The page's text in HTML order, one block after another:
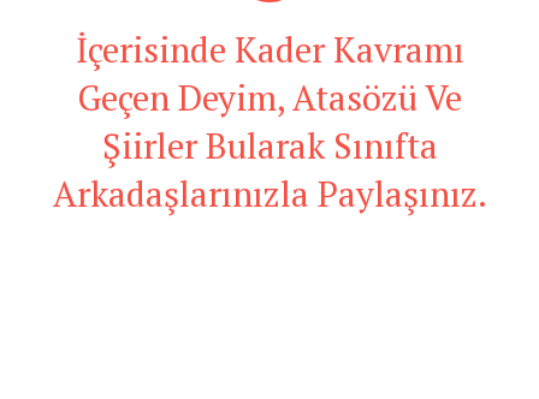
İçerisinde Kader Kavramı
Geçen Deyim, Atasözü Ve
Şiirler Bularak Sınıfta
Arkadaşlarınızla Paylaşınız.